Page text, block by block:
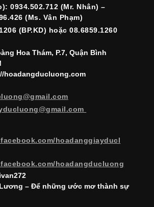
n
b
e
b
e
h
0934.502.712 (Mr. Nhân) –
(Ms. Vân Phạm)
(BP.KD) hoặc 08.6859.1260
Hoa Thám, P.7, Quận Bình
hoadangducluong.com
hoadanggiayducl
hoadangducluong
– Để những ước mơ thành sự